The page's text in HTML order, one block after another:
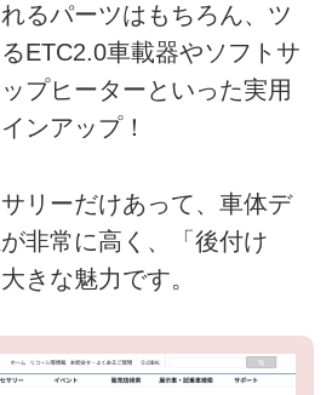
るパーツはもちろん、ツ
ETC2.0車載器やソフトサ
プヒーターといった実用
ンアップ！
リーだけあって、車体デ
非常に高く、「後付け
きな魅力です。